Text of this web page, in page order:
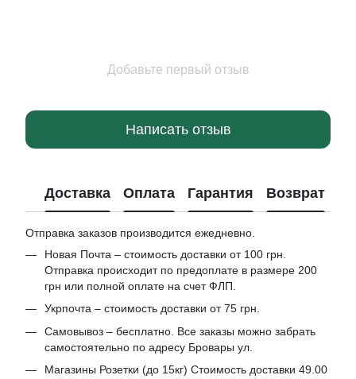
Добавьте первый отзыв
Написать отзыв
Доставка Оплата Гарантия Возврат
Отправка заказов производится ежедневно.
Новая Почта – стоимость доставки от 100 грн.
Отправка происходит по предоплате в размере 200
грн или полной оплате на счет ФЛП.
Укрпочта – стоимость доставки от 75 грн.
Самовывоз – бесплатно. Все заказы можно забрать
самостоятельно по адресу Бровары ул.
Магазины Розетки (до 15кг) Стоимость доставки 49.00